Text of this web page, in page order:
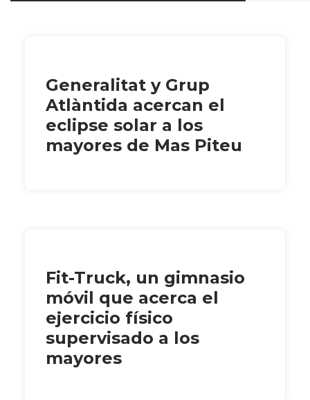
Generalitat y Grup
Atlàntida acercan el
eclipse solar a los
mayores de Mas Piteu
Fit-Truck, un gimnasio
móvil que acerca el
ejercicio físico
supervisado a los
mayores